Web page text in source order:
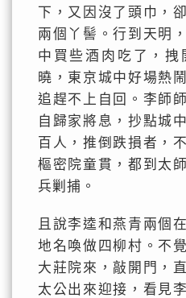
下，又因沒了頭巾，
兩個丫髻。行到天明
中買些酒肉吃了，拽
曉，東京城中好場熱
追趕不上自回。李師
自歸家將息，抄點城
百人，推倒跌損者，
樞密院童貫，都到太
兵剿捕。
且說李逵和燕青兩個
地名喚做四柳村。不
大莊院來，敲開門，
太公出來迎接，看見